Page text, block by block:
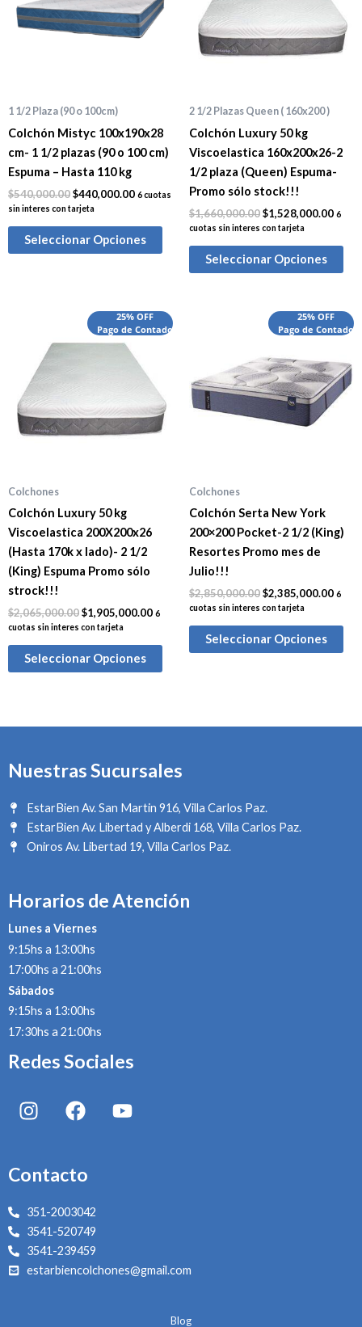
1 1/2 Plaza (90 o 100cm)
Colchón Mistyc 100x190x28
cm- 1 1/2 plazas (90 o 100 cm)
Espuma – Hasta 110 kg
$540,000.00$440,000.00 6 cuotas
sin interes con tarjeta
Seleccionar Opciones
2 1/2 Plazas Queen ( 160x200 )
Colchón Luxury 50 kg
Viscoelastica 160x200x26-2
1/2 plaza (Queen) Espuma-
Promo sólo stock!!!
$1,660,000.00$1,528,000.00 6
cuotas sin interes con tarjeta
Seleccionar Opciones
25% OFF
Pago de Contado
Colchones
Colchón Luxury 50 kg
Viscoelastica 200X200x26
(Hasta 170k x lado)- 2 1/2
(King) Espuma Promo sólo
strock!!!
$2,065,000.00
El
precio
original
$2,065,000.00.
$1,905,000.00
El
precio
$1,905,000.00.
6
cuotas sin interes con tarjeta
Seleccionar Opciones
25% OFF
Pago de Contado
Colchones
Colchón Serta New York
200×200 Pocket-2 1/2 (King)
Resortes Promo mes de
Julio!!!
$2,850,000.00
El
precio
era:
$2,850,000.00.
$2,385,000.00
El
6
cuotas sin interes con tarjeta
Seleccionar Opciones
Nuestras Sucursales
EstarBien Av. San Martin 916, Villa Carlos Paz.
EstarBien Av. Libertad y Alberdi 168, Villa Carlos Paz.
Oniros Av. Libertad 19, Villa Carlos Paz.
Horarios de Atención
Lunes a Viernes
9:15hs a 13:00hs
17:00hs a 21:00hs
Sábados
9:15hs a 13:00hs
17:30hs a 21:00hs
Redes Sociales
I
n
a
r
a
m
F
a
b
o
k
Y
o
Contacto
351-2003042
3541-520749
3541-239459
estarbiencolchones@gmail.com
Blog